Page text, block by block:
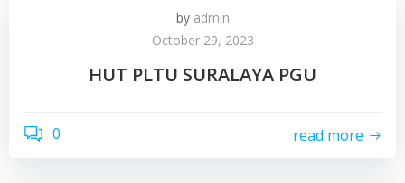
by admin
October 29, 2023
HUT PLTU SURALAYA PGU
0 read more